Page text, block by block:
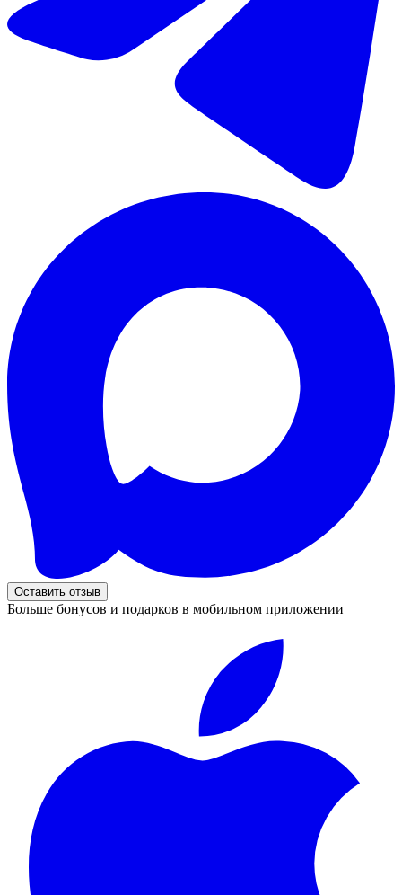
Оставить отзыв
Больше бонусов и подарков в мобильном приложении